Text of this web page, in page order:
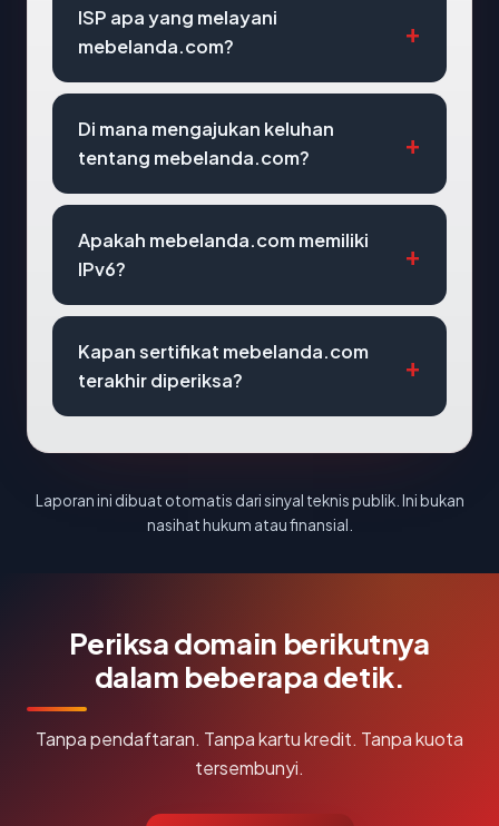
ISP apa yang melayani
mebelanda.com?
Di mana mengajukan keluhan
tentang mebelanda.com?
Apakah mebelanda.com memiliki
IPv6?
Kapan sertifikat mebelanda.com
terakhir diperiksa?
Laporan ini dibuat otomatis dari sinyal teknis publik. Ini bukan
nasihat hukum atau finansial.
Periksa domain berikutnya
dalam beberapa detik.
Tanpa pendaftaran. Tanpa kartu kredit. Tanpa kuota
tersembunyi.